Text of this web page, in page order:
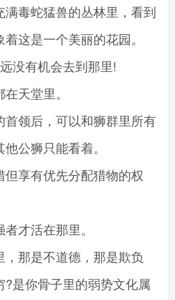
毒蛇猛兽的丛林里，看到
这是一个美丽的花园。
没有机会去到那里!
天堂里。
领后，可以和狮群里所有
公狮只能看着。
享有优先分配猎物的权
才活在那里。
那是不道德，那是欺负
?是你骨子里的弱势文化属